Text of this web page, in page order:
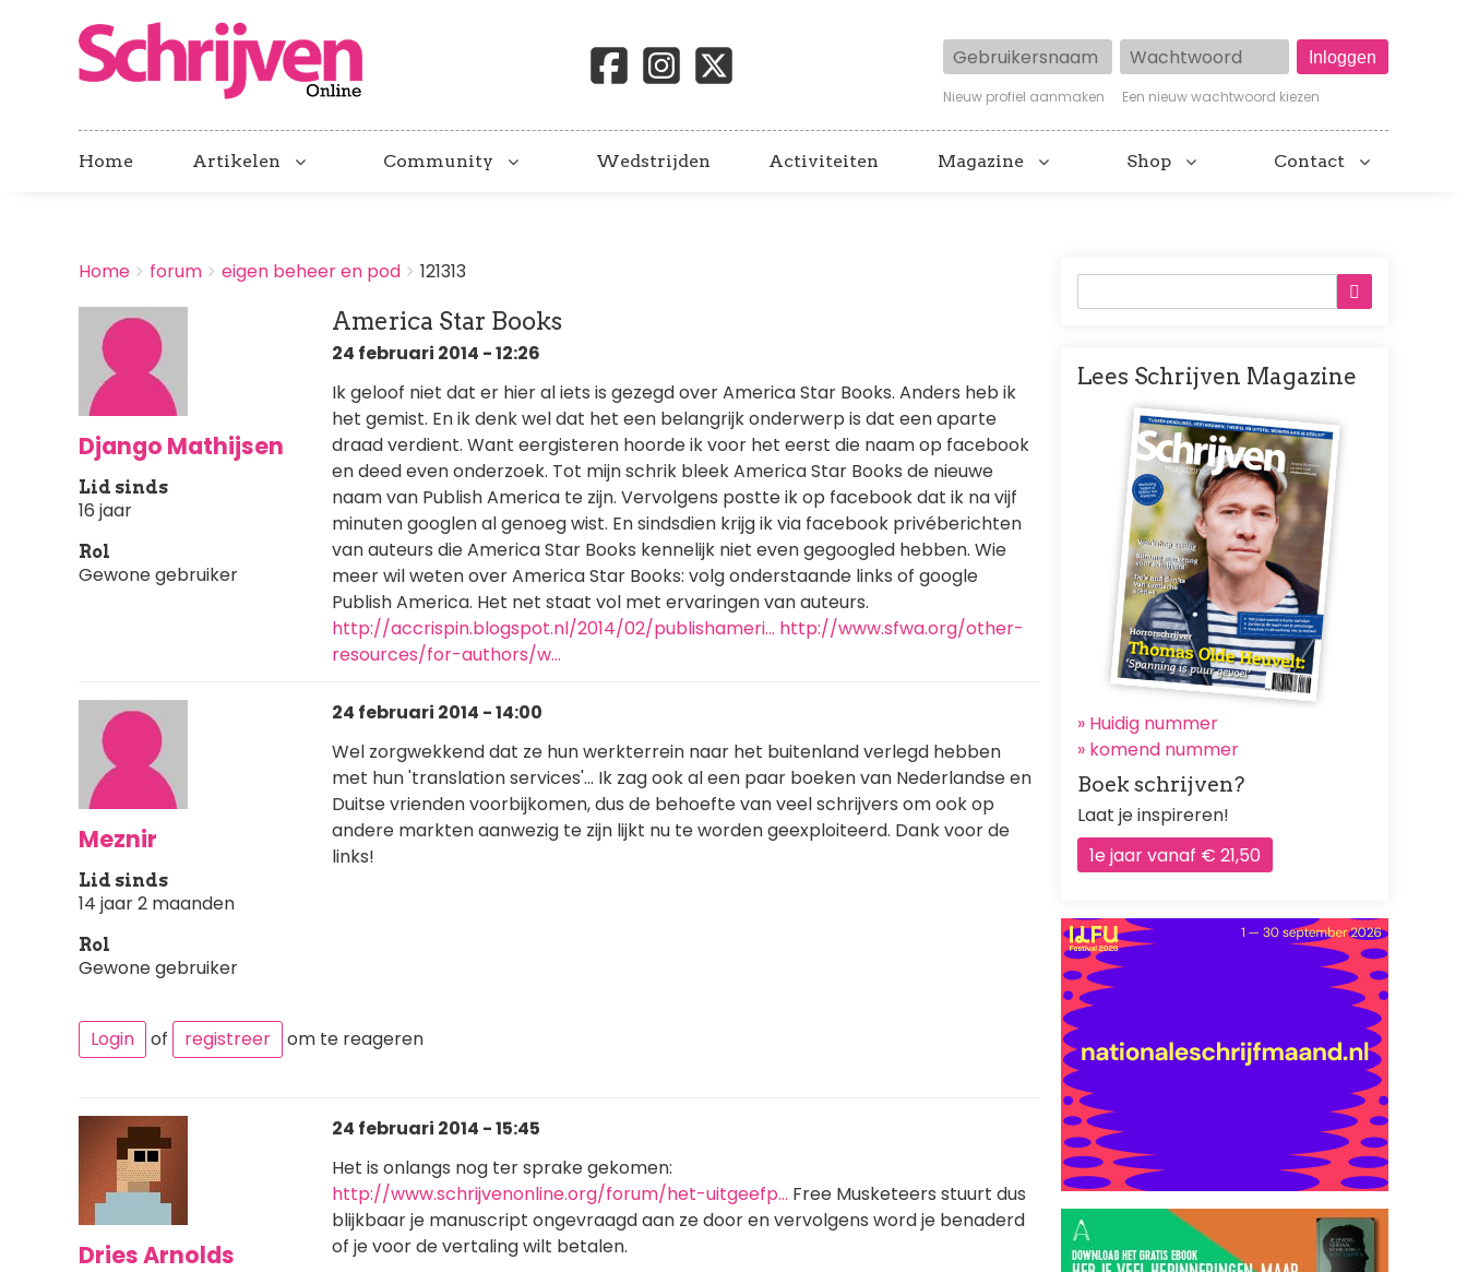
Gebruikersnaam Wachtwoord
Nieuw profiel aanmaken Een nieuw wachtwoord kiezen
Home Artikelen Community Wedstrijden Activiteiten Magazine Shop Contact
BREADCRUMBS
You
here:
Home forum eigen beheer en pod 121313
Django Mathijsen
Lid sinds
16 jaar
Rol
Gewone gebruiker
America Star Books
24 februari 2014 - 12:26
Ik geloof niet dat er hier al iets is gezegd over America Star Books. Anders heb ik
het gemist. En ik denk wel dat het een belangrijk onderwerp is dat een aparte
draad verdient. Want eergisteren hoorde ik voor het eerst die naam op facebook
en deed even onderzoek. Tot mijn schrik bleek America Star Books de nieuwe
naam van Publish America te zijn. Vervolgens postte ik op facebook dat ik na vijf
minuten googlen al genoeg wist. En sindsdien krijg ik via facebook privéberichten
van auteurs die America Star Books kennelijk niet even gegoogled hebben. Wie
meer wil weten over America Star Books: volg onderstaande links of google
Publish America. Het net staat vol met ervaringen van auteurs.
http://accrispin.blogspot.nl/2014/02/publishameri… http://www.sfwa.org/other-
resources/for-authors/w…
Meznir
Lid sinds
14 jaar 2 maanden
Rol
Gewone gebruiker
24 februari 2014 - 14:00
Wel zorgwekkend dat ze hun werkterrein naar het buitenland verlegd hebben
met hun 'translation services'... Ik zag ook al een paar boeken van Nederlandse en
Duitse vrienden voorbijkomen, dus de behoefte van veel schrijvers om ook op
andere markten aanwezig te zijn lijkt nu te worden geexploiteerd. Dank voor de
links!
Login of registreer om te reageren
Dries Arnolds
24 februari 2014 - 15:45
Het is onlangs nog ter sprake gekomen:
http://www.schrijvenonline.org/forum/het-uitgeefp… Free Musketeers stuurt dus
blijkbaar je manuscript ongevraagd aan ze door en vervolgens word je benaderd
of je voor de vertaling wilt betalen.
Lees Schrijven Magazine
Afbeelding
» Huidig nummer
» komend nummer
Boek schrijven?
Laat je inspireren!
1e jaar vanaf € 21,50